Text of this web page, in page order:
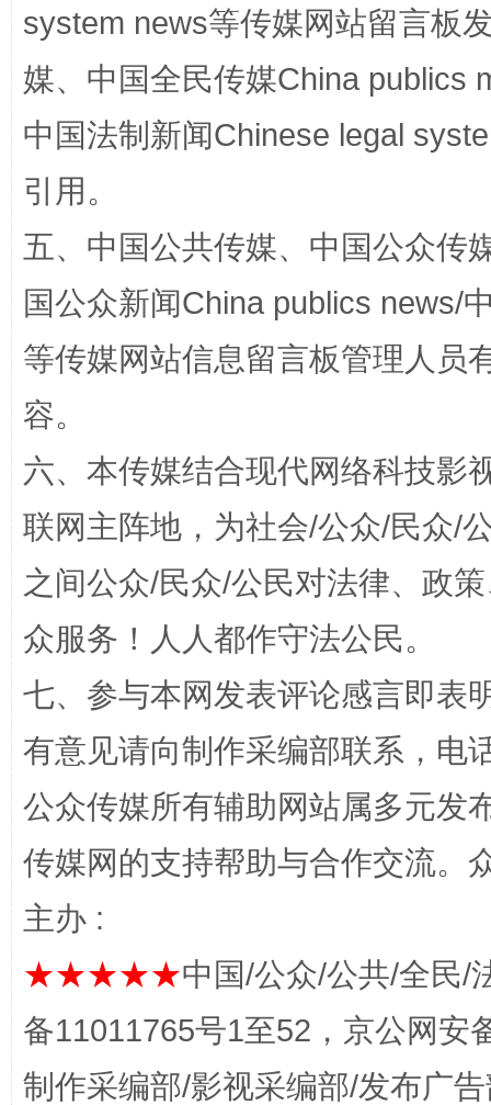
国家大学科技园优化重塑工作
扯下公款旅游的“隐身衣” 如何以
system news等传媒网站留言板
媒、中国全民传媒China publics
中国法制新闻Chinese legal
引用。
五、中国公共传媒、中国公众传
国公众新闻China publics news/
等传媒网站信息留言板管理人员
容。
六、本传媒结合现代网络科技影
联网主阵地，为社会/公众/民众/
之间公众/民众/公民对法律、政
众服务！人人都作守法公民。
七、参与本网发表评论感言即表
有意见请向制作采编部联系，电
公众传媒所有辅助网站属多元发
传媒网的支持帮助与合作交流。
主办 :
★★★★★中国/公众/公共/全民/
备11011765号1至52，京公网安
制作采编部/影视采编部/发布广